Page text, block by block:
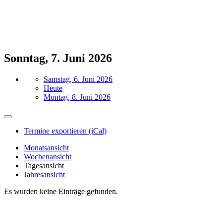
Sonntag, 7. Juni 2026
Samstag, 6. Juni 2026
Heute
Montag, 8. Juni 2026
Termine exportieren (iCal)
Monatsansicht
Wochenansicht
Tagesansicht
Jahresansicht
Es wurden keine Einträge gefunden.